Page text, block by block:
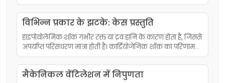
विभिन्न प्रकार के झटके: केस प्रस्तुति
हाइपोवोलेमिक शॉक गंभीर रक्त या द्रव हानि के कारण होता है, जिससे
अपर्याप्त परिसंचरण मात्रा होती है। कार्डियोजेनिक शॉक का परिणाम…
मैकेनिकल वेंटिलेशन में निपुणता